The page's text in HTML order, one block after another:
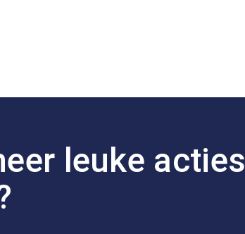
leuke acties